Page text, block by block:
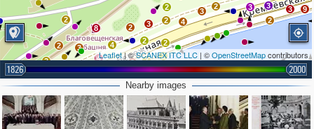
3
2 3 9
3
3
2
5
3
4
2
4
4
2
2
4
2
7
3
2
2
4
2 3 2
2
2
8
3
2
3
2
Leaflet| ©SCANEX ITC LLC | ©OpenStreetMapcontributors
1826 2000
Nearby images